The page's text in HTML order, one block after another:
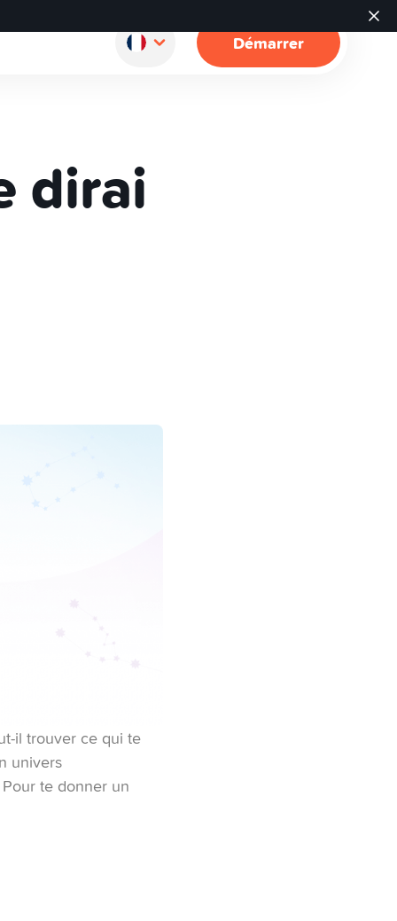
Démarrer
dirai
il trouver ce qui te
univers
te donner un